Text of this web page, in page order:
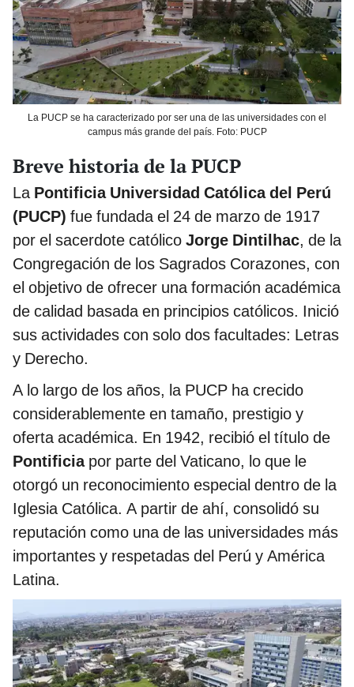
La PUCP se ha caracterizado por ser una de las universidades con el
campus más grande del país. Foto: PUCP
Breve historia de la PUCP
La Pontificia Universidad Católica del Perú
(PUCP) fue fundada el 24 de marzo de 1917
por el sacerdote católico Jorge Dintilhac, de la
Congregación de los Sagrados Corazones, con
el objetivo de ofrecer una formación académica
de calidad basada en principios católicos. Inició
sus actividades con solo dos facultades: Letras
y Derecho.
A lo largo de los años, la PUCP ha crecido
considerablemente en tamaño, prestigio y
oferta académica. En 1942, recibió el título de
Pontificiapor parte del Vaticano, lo que le
otorgó un reconocimiento especial dentro de la
Iglesia Católica. A partir de ahí, consolidó su
reputación como una de las universidades más
importantes y respetadas del Perú y América
Latina.